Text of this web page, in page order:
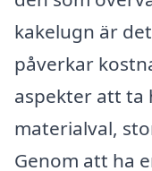
kakelugn är
påverkar
aspekter att ta
materialval,
Genom att ha